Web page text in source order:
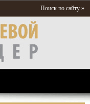
Поиск по сайту »